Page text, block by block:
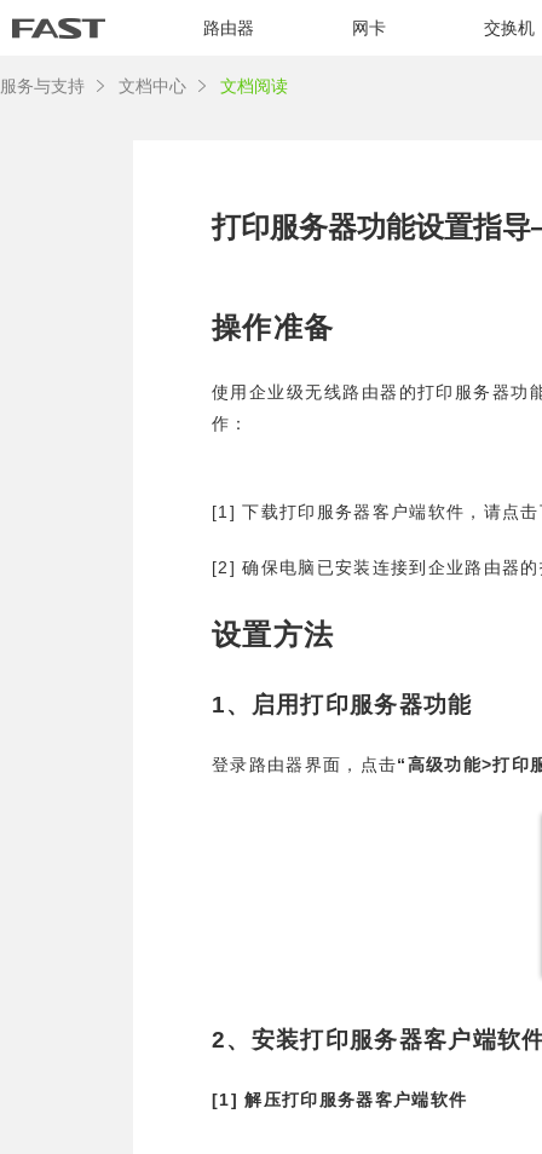
路由器 网卡 交换机
服务与支持 文档中心 文档阅读
打印服务器功能设置指
操作准备
使用企业级无线路由器的打印服务器功
作：
[1]下载打印服务器客户端软件，请点
[2]确保电脑已安装连接到企业路由器
设置方法
1、启用打印服务器功能
登录路由器界面，点击“ 高级功能>打印
2、安装打印服务器客户端软
[1]解压打印服务器客户端软件